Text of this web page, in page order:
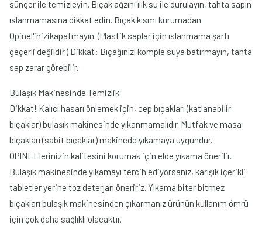
sünger ile temizleyin. Bıçak ağzını ılık su ile durulayın, tahta sapın
ıslanmamasına dikkat edin. Bıçak kısmı kurumadan
Opinel'inizikapatmayın. (Plastik saplar için ıslanmama şartı
geçerli değildir.) Dikkat: Bıçağınızı komple suya batırmayın, tahta
sap zarar görebilir.
Bulaşık Makinesinde Temizlik
Dikkat! Kalıcı hasarı önlemek için, cep bıçakları (katlanabilir
bıçaklar) bulaşık makinesinde yıkanmamalıdır. Mutfak ve masa
bıçakları (sabit bıçaklar) makinede yıkamaya uygundur.
OPINEL'lerinizin kalitesini korumak için elde yıkama önerilir.
Bulaşık makinesinde yıkamayı tercih ediyorsanız, karışık içerikli
tabletler yerine toz deterjan öneririz. Yıkama biter bitmez
bıçakları bulaşık makinesinden çıkarmanız ürünün kullanım ömrü
için çok daha sağlıklı olacaktır.